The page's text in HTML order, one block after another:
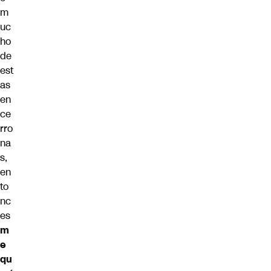
m
uc
ho
de
est
as
en
ce
rro
na
s,
en
to
nc
es
m
e
qu